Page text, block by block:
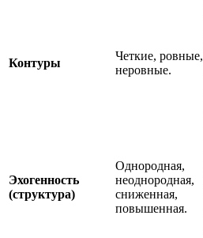
Контуры
Четкие, ровные,
неровные.
Эхогенность
(структура)
Однородная,
неоднородная,
сниженная,
повышенная.